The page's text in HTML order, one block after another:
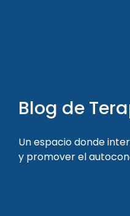
Blog de
Un espacio donde
y promover el